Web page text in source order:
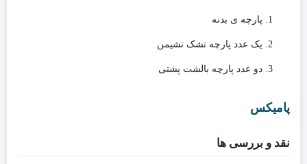
پارچه ی بدنه
یک عدد پارچه تشک نشیمن
دو عدد پارچه بالشت پشتی
پامیکس
نقد و بررسی ها